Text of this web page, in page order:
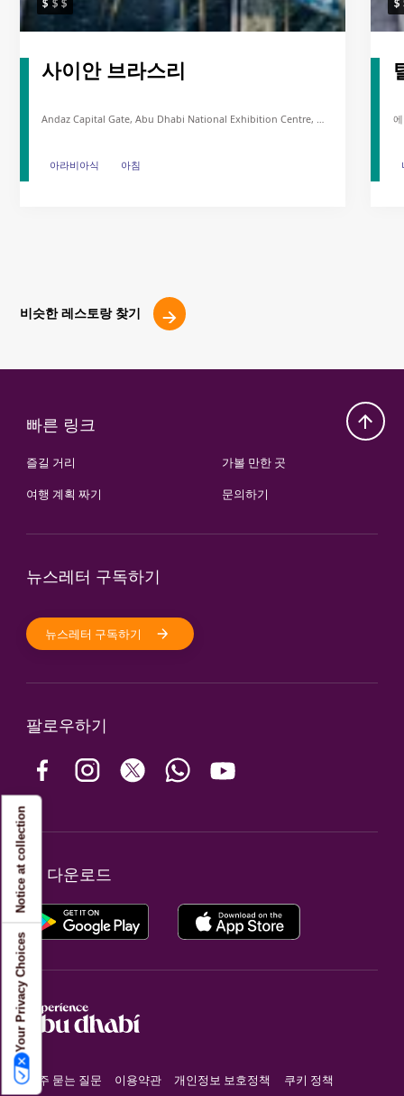
사이안 브라스리
Andaz Capital Gate, Abu Dhabi National Exhibition Centre, Al
아라비아식 아침
아라비아식 아침
비슷한 레스토랑 찾기
빠른 링크
즐길 거리
여행 계획 짜기
가볼 만한 곳
문의하기
뉴스레터 구독하기
뉴스레터 구독하기
팔로우하기
앱 다운로드
자주 묻는 질문 이용약관 개인정보 보호정책 쿠키 정책
Your Privacy Choices
Notice at collection